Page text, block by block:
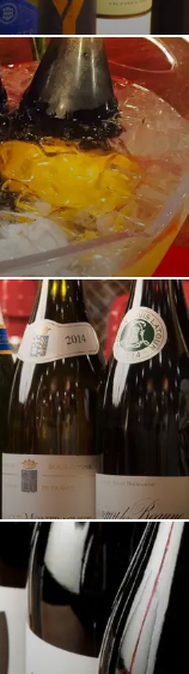
グラスもあり◎ 約30
円～と価格も手頃
だけます◎グラスワ
どうぞ♪リーズナブ
ったりです◎
リアワインを種類豊
雅なディナータイム
、ソムリエ厳選のワ
ィーなものから、ど
様のお好みに合わせ
リングで、至福のひ